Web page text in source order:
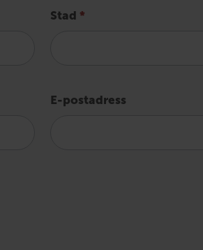
Stad *
E-postadress